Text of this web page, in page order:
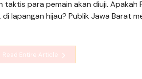
taktis para pemain akan diuji. Apakah
lapangan hijau? Publik Jawa Barat
Read Entire Article